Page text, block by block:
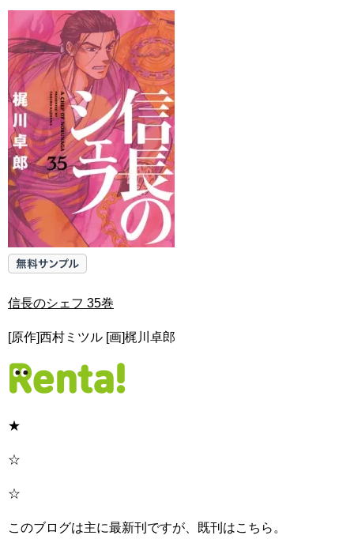
信長のシェフ 35巻
[原作]西村ミツル [画]梶川卓郎
★
☆
☆
このブログは主に最新刊ですが、既刊はこちら。